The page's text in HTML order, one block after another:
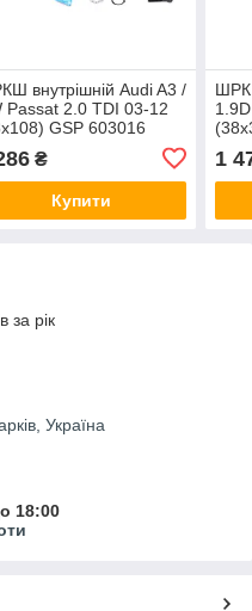
внутрішній Audi A3 /
Passat 2.0 TDI 03-12
GSP 603016
₴
Купити
1
за рік
Україна
18:00